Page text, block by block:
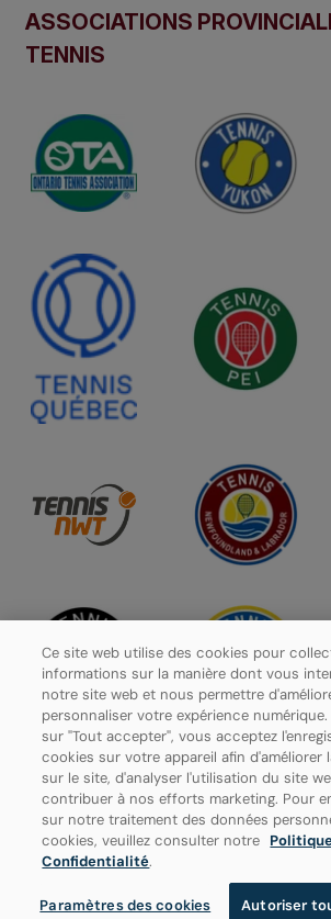
ASSOCIATIONS
TENNIS
Politique de confidentialité
Paramètres des cookies
© 2026 Tennis Canada, tous droits
Ce site web utilise des cookies pour
informations sur la manière dont vous
notre site web et nous permettre
personnaliser votre expérience
sur "Tout accepter", vous acceptez
cookies sur votre appareil afin d'améliorer
sur le site, d'analyser l'utilisation du site
contribuer à nos efforts marketing. Pour
sur notre traitement des données
cookies, veuillez consulter notre
Confidentialité.
Paramètres des cookies Autoriser